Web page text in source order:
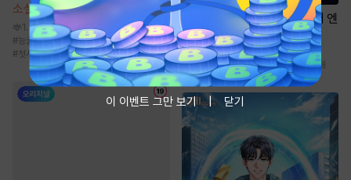
소설 해일주의보 [단행본]
1.4천
#능글남 #츤데레남 #능력남 #순정남
#첫사랑
소설
초전도체 운석으로 천재 엔
지니어 각성
6.6만
#사이다물 #전문직 #현대판타지 #천재
이 이벤트 그만 보기 닫기